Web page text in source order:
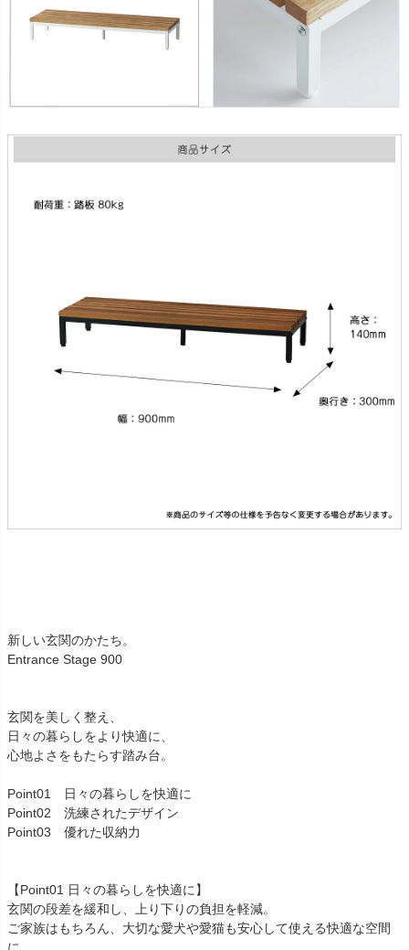
新しい玄関のかたち。
Entrance Stage 900
玄関を美しく整え、
日々の暮らしをより快適に、
心地よさをもたらす踏み台。
Point01 日々の暮らしを快適に
Point02 洗練されたデザイン
Point03 優れた収納力
【Point01 日々の暮らしを快適に】
玄関の段差を緩和し、上り下りの負担を軽減。
ご家族はもちろん、大切な愛犬や愛猫も安心して使える快適な空間